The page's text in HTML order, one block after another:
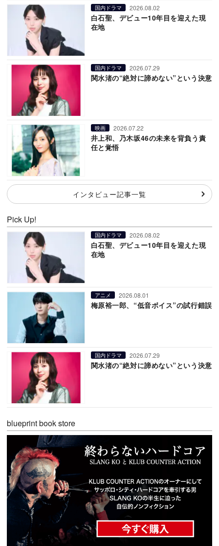
国内ドラマ 2026.08.02
白石聖、デビュー10年目を迎えた現
在地
国内ドラマ 2026.07.29
関水渚の“絶対に諦めない”という決意
映画 2026.07.22
井上和、乃木坂46の未来を背負う責
任と覚悟
インタビュー記事一覧
Pick Up!
国内ドラマ 2026.08.02
白石聖、デビュー10年目を迎えた現
在地
アニメ 2026.08.01
梅原裕一郎、“低音ボイス”の試行錯誤
国内ドラマ 2026.07.29
関水渚の“絶対に諦めない”という決意
blueprint book store